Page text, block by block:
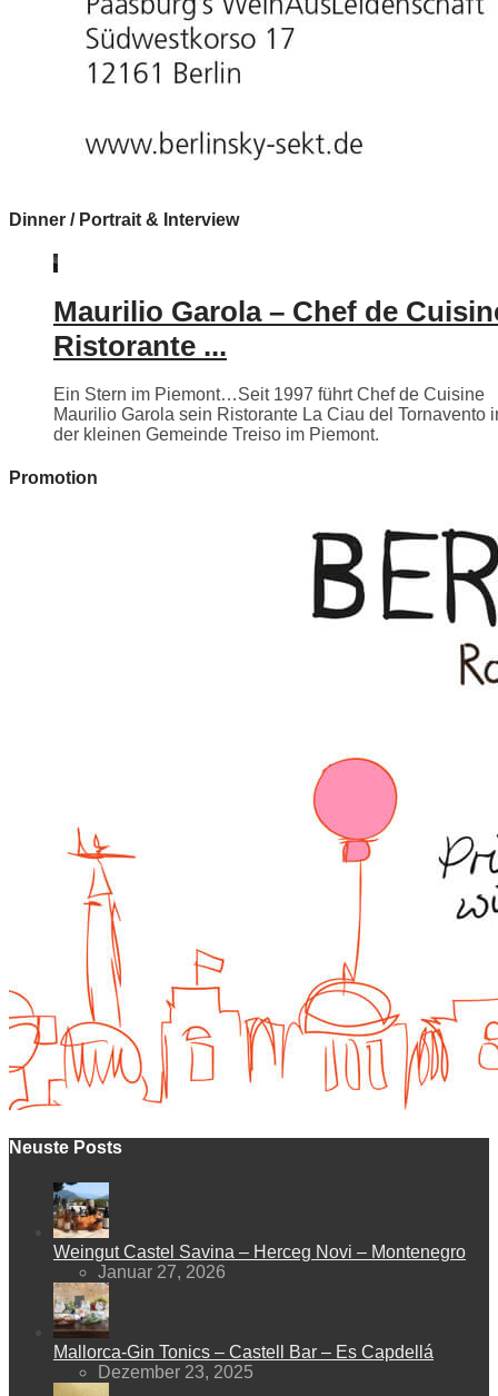
Dinner / Portrait & Interview
Maurilio Garola – Chef de
Ristorante ...
Ein Stern im Piemont…Seit 1997 führt Chef de Cuisine
Maurilio Garola sein Ristorante La Ciau del Tornavento
der kleinen Gemeinde Treiso im Piemont.
Promotion
Neuste Posts
Weingut Castel Savina – Herceg Novi – Montenegro
Januar 27, 2026
Mallorca-Gin Tonics – Castell Bar – Es Capdellá
Dezember 23, 2025